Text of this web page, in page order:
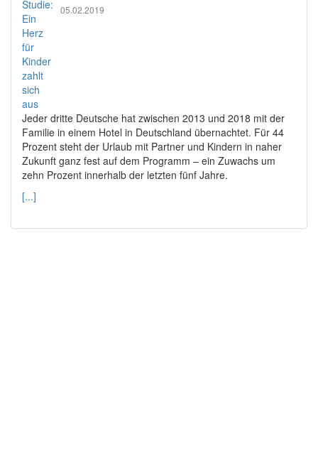
05.02.2019
Jeder dritte Deutsche hat zwischen 2013 und 2018 mit der
Familie in einem Hotel in Deutschland übernachtet. Für 44
Prozent steht der Urlaub mit Partner und Kindern in naher
Zukunft ganz fest auf dem Programm – ein Zuwachs um
zehn Prozent innerhalb der letzten fünf Jahre.
[...]